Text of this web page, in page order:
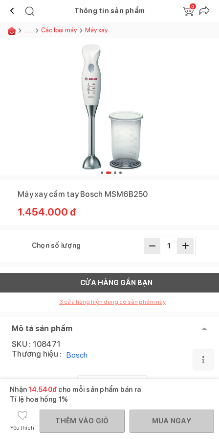
Thông tin sản phẩm
0
...... Các loại máy Máy xay
Máy xay cầm tay Bosch MSM6B250
1.454.000 đ
Chọn số lượng
CỬA HÀNG GẦN BẠN
3 cửa hàng hiện đang có sản phẩm này
Mô tả sản phẩm
SKU : 108471
Thương hiệu : Bosch
Gợi ý mua cùng Xem tất cả
Nhận14.540đ cho mỗi sản phẩm bán ra
Tỉ lệ hoa hồng 1%
Yêu thích
THÊM VÀO GIỎ MUA NGAY